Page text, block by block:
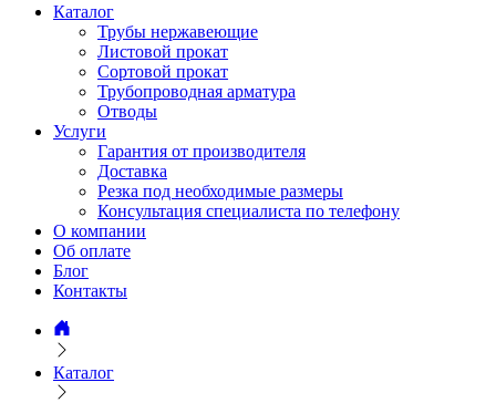
Каталог
Трубы нержавеющие
Листовой прокат
Сортовой прокат
Трубопроводная арматура
Отводы
Услуги
Гарантия от производителя
Доставка
Резка под необходимые размеры
Консультация специалиста по телефону
О компании
Об оплате
Блог
Контакты
Каталог